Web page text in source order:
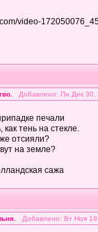
video-
Добавлено: Пн Дек
печали
тень на стекле.
отсияли?
на земле?
сажа
Добавлено: Вт Ноя